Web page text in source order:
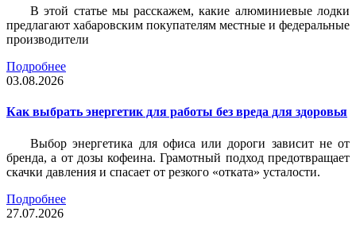
В этой статье мы расскажем, какие алюминиевые лодки
предлагают хабаровским покупателям местные и федеральные
производители
Подробнее
03.08.2026
Как выбрать энергетик для работы без вреда для здоровья
Выбор энергетика для офиса или дороги зависит не от
бренда, а от дозы кофеина. Грамотный подход предотвращает
скачки давления и спасает от резкого «отката» усталости.
Подробнее
27.07.2026